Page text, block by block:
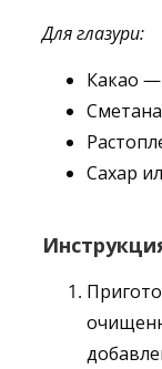
Для глазури:
Какао —
Сахар
Инструкци